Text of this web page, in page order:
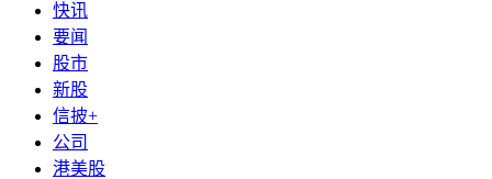
快讯
要闻
股市
新股
信披+
公司
港美股